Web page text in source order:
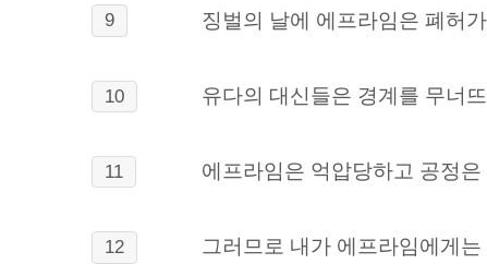
9 징벌의 날에 에프라임은 폐허
10 유다의 대신들은 경계를 무너
11 에프라임은 억압당하고 공정
12 그러므로 내가 에프라임에게